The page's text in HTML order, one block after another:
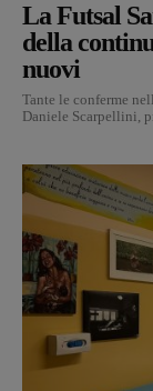
La Futsal
della
nuovi
Tante le conferme
Daniele Scarpellini,